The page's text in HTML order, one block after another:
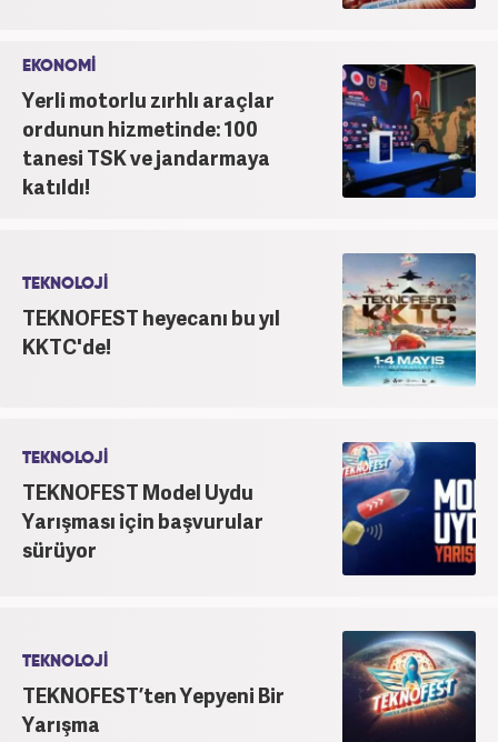
EKONOMİ
Yerli motorlu zırhlı araçlar
ordunun hizmetinde: 100
tanesi TSK ve jandarmaya
katıldı!
TEKNOLOJİ
TEKNOFEST heyecanı bu yıl
KKTC'de!
TEKNOLOJİ
TEKNOFEST Model Uydu
Yarışması için başvurular
sürüyor
TEKNOLOJİ
TEKNOFEST’ten Yepyeni Bir
Yarışma